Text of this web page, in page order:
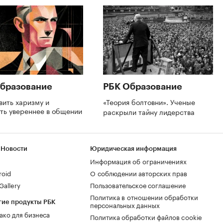
харизму и
увереннее в общении
РБК Образование
«Теория болтовни». Ученые
раскрыли тайну лидерства
продукты РБК
для бизнеса
Юридическая информация
Информация об ограничениях
О соблюдении авторских прав
Пользовательское соглашение
Политика в отношении обработки
персональных данных
Политика обработки файлов cookie